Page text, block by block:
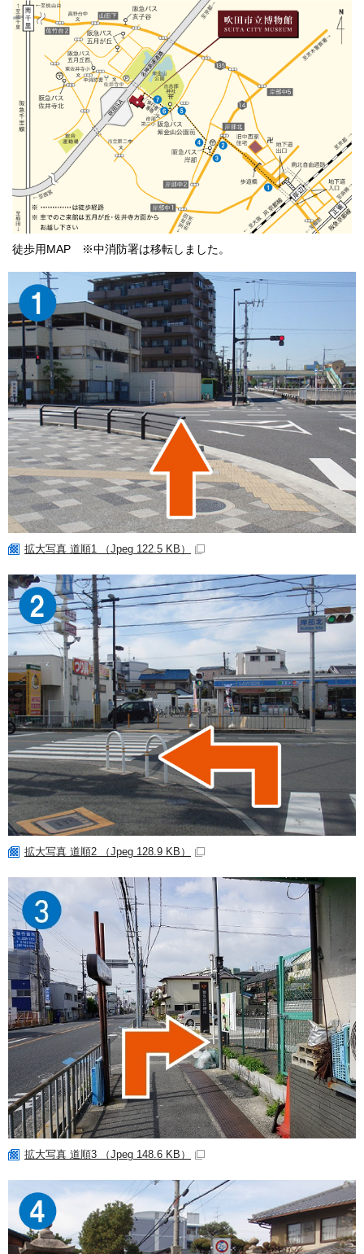
徒歩用MAP ※中消防署は移転しました。
拡大写真 道順1 （Jpeg 122.5 KB）
拡大写真 道順2 （Jpeg 128.9 KB）
拡大写真 道順3 （Jpeg 148.6 KB）